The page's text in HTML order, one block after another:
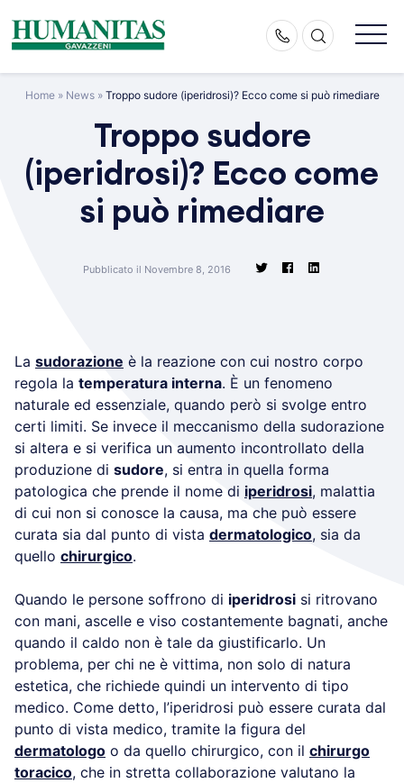
content
Home» News» Troppo sudore (iperidrosi)? Ecco come si può rimediare
Troppo sudore
(iperidrosi)? Ecco come
si può rimediare
Pubblicato il Novembre 8, 2016
La sudorazione è la reazione con cui nostro corpo
regola la temperatura interna. È un fenomeno
naturale ed essenziale, quando però si svolge entro
certi limiti. Se invece il meccanismo della sudorazione
si altera e si verifica un aumento incontrollato della
produzione di sudore, si entra in quella forma
patologica che prende il nome di iperidrosi, malattia
di cui non si conosce la causa, ma che può essere
curata sia dal punto di vista dermatologico, sia da
quello chirurgico.
Quando le persone soffrono di iperidrosi si ritrovano
con mani, ascelle e viso costantemente bagnati, anche
quando il caldo non è tale da giustificarlo. Un
problema, per chi ne è vittima, non solo di natura
estetica, che richiede quindi un intervento di tipo
medico. Come detto, l’iperidrosi può essere curata dal
punto di vista medico, tramite la figura del
dermatologo o da quello chirurgico, con il chirurgo
toracico, che in stretta collaborazione valutano la